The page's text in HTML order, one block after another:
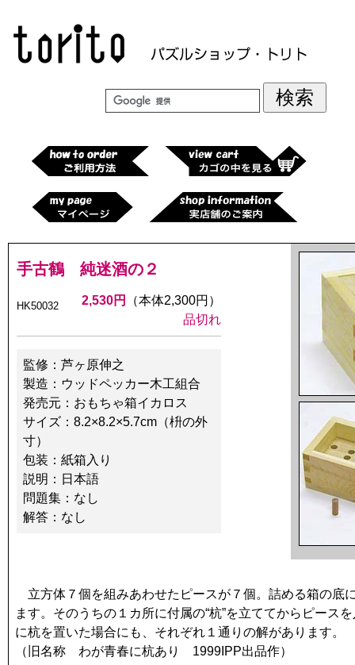
手古鶴 純迷酒の２
HK50032 2,530円
（本体2,300円）
品切れ
監修：芦ヶ原伸之
製造：ウッドペッカー木工組合
発売元：おもちゃ箱イカロス
サイズ：8.2×8.2×5.7cm（枡の外
寸）
包装：紙箱入り
説明：日本語
問題集：なし
解答：なし
立方体７個を組みあわせたピースが７個。詰める箱の底
ます。そのうちの１カ所に付属の“杭”を立ててからピース
に杭を置いた場合にも、それぞれ１通りの解があります。
（旧名称 わが青春に杭あり 1999IPP出品作）